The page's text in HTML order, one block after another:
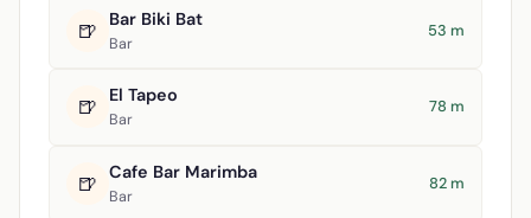
🍺 Bar Biki Bat
Bar
53 m
🍺 El Tapeo
Bar
78 m
🍺 Cafe Bar Marimba
Bar
82 m